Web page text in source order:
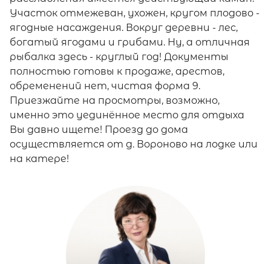
Участок отмежеван, ухожен, кругом плодово -
ягодные насаждения. Вокруг деревни - лес,
богатый ягодами и грибами. Ну, а отличная
рыбалка здесь - круглый год! Документы
полностью готовы к продаже, арестов,
обременений нет, чистая форма 9.
Приезжайте на просмотры, возможно,
именно это уединённое место для отдыха
Вы давно ищете! Проезд до дома
осуществляется от д. Вороново на лодке или
на катере!